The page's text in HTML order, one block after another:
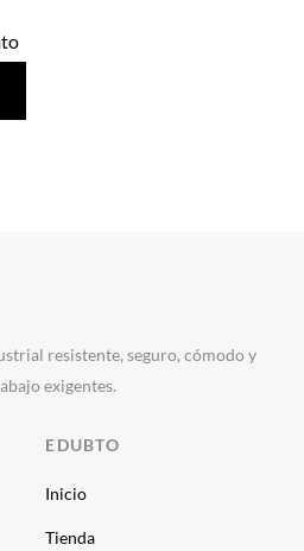
resistente, seguro, cómodo y
exigentes.
EDUBTO
Inicio
Tienda